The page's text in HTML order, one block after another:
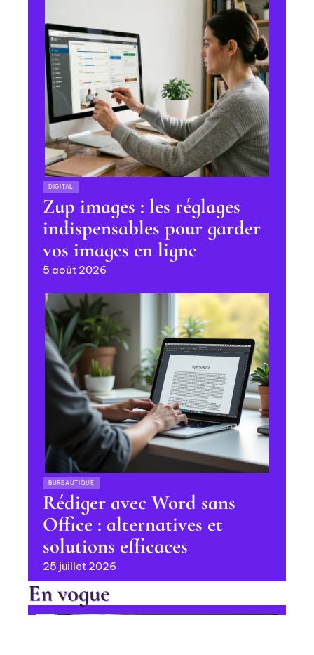
DIGITAL
Zup images : les réglages
indispensables pour garder
vos images en ligne
5 août 2026
BUREAUTIQUE
Rédiger avec Word sans
Office : alternatives et
solutions efficaces
25 juillet 2026
En vogue